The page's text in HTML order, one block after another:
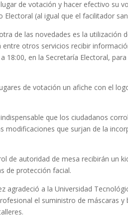
de votación y hacer efectivo su
Electoral (al igual que el facilitador
de las novedades es la utilización
entre otros servicios recibir
18:00, en la Secretaría Electoral,
de votación un afiche con el
que los ciudadanos
modificaciones que surjan de la
de autoridad de mesa recibirán un
de protección facial.
agradeció a la Universidad
el suministro de máscaras